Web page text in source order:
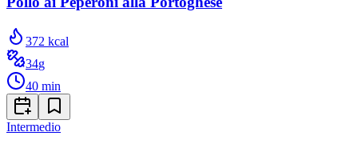
372 kcal
34g
40 min
Intermedio